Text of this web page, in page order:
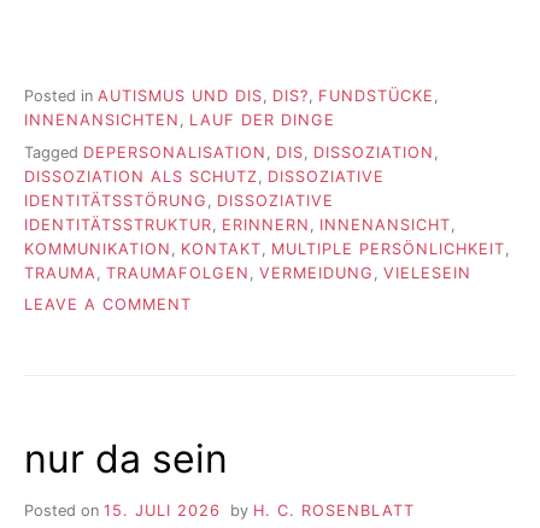
Posted in AUTISMUS UND DIS, DIS?, FUNDSTÜCKE ,
INNENANSICHTEN , LAUF DER DINGE
Tagged DEPERSONALISATION DIS DISSOZIATION
DISSOZIATION ALS SCHUTZ
DISSOZIATIVE
IDENTITÄTSSTÖRUNG
DISSOZIATIVE
IDENTITÄTSSTRUKTUR
ERINNERN INNENANSICHT
KOMMUNIKATION
KONTAKT MULTIPLE PERSÖNLICHKEIT
TRAUMA
TRAUMAFOLGEN VERMEIDUNG
VIELESEIN
LEAVE A COMMENT
nur da sein
Posted on 15. JULI 2026 by H. C. ROSENBLATT